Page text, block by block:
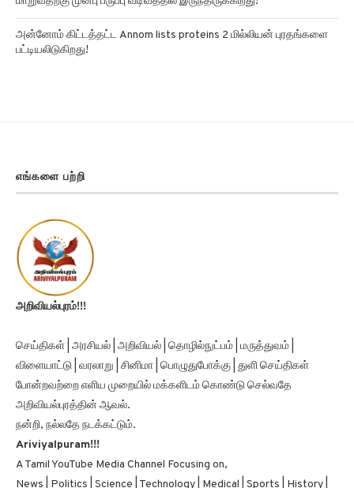
அன்னோம் கிட்டத்தட்ட Annom lists proteins 2 மில்லியன் புரதங்களை
பட்டியலிடுகிறது!
எங்களை பற்றி
அறிவியல்புரம்!!!
செய்திகள் | அரசியல் | அறிவியல் | தொழில்நுட்பம் | மருத்துவம் |
விளையாட்டு | வரலாறு | சினிமா | பொழுதுபோக்கு | துளி செய்திகள்
போன்றவற்றை எளிய முறையில் மக்களிடம் கொண்டு செல்வதே
அறிவியல்புரத்தின் ஆவல்.
நன்றி, நல்லதே நடக்கட்டும்.
Ariviyalpuram!!!
A Tamil YouTube Media Channel Focusing on,
News | Politics | Science | Technology | Medical | Sports | History |